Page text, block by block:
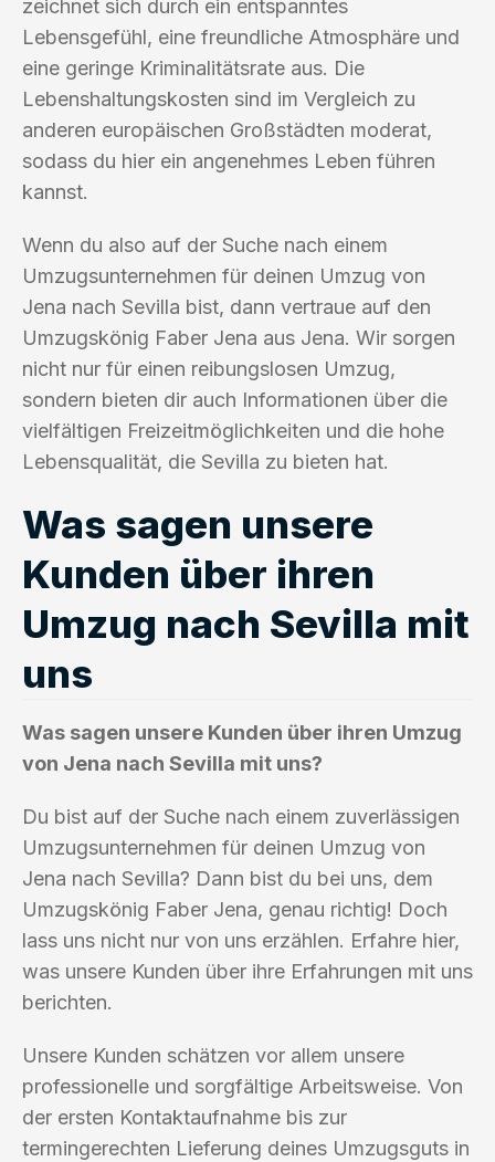
zeichnet sich durch ein entspanntes
Lebensgefühl, eine freundliche Atmosphäre und
eine geringe Kriminalitätsrate aus. Die
Lebenshaltungskosten sind im Vergleich zu
anderen europäischen Großstädten moderat,
sodass du hier ein angenehmes Leben führen
kannst.
Wenn du also auf der Suche nach einem
Umzugsunternehmen für deinen Umzug von
Jena nach Sevilla bist, dann vertraue auf den
Umzugskönig Faber Jena aus Jena. Wir sorgen
nicht nur für einen reibungslosen Umzug,
sondern bieten dir auch Informationen über die
vielfältigen Freizeitmöglichkeiten und die hohe
Lebensqualität, die Sevilla zu bieten hat.
Was sagen unsere
Kunden über ihren
Umzug nach Sevilla mit
uns
Was sagen unsere Kunden über ihren Umzug
von Jena nach Sevilla mit uns?
Du bist auf der Suche nach einem zuverlässigen
Umzugsunternehmen für deinen Umzug von
Jena nach Sevilla? Dann bist du bei uns, dem
Umzugskönig Faber Jena, genau richtig! Doch
lass uns nicht nur von uns erzählen. Erfahre hier,
was unsere Kunden über ihre Erfahrungen mit uns
berichten.
Unsere Kunden schätzen vor allem unsere
professionelle und sorgfältige Arbeitsweise. Von
der ersten Kontaktaufnahme bis zur
termingerechten Lieferung deines Umzugsguts in